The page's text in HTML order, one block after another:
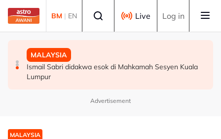
Skip to main content
BM | EN Live Log in
MALAYSIA
Malaysia mula siasatan anti-lambakan keluli dari China,
Taiwan, Vietnam -- MITI
MALAYSIA
Wanita didenda RM75,000 mengaku salah beri rasuah
kepada pegawai jas
MALAYSIA
Ismail Sabri didakwa esok di Mahkamah Sesyen Kuala
Lumpur
Advertisement
MALAYSIA